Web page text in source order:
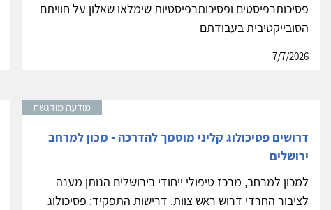
פסיכותרפיסטים ופסיכותרפיסטיות שימלאו שאלון על חוויתם
הסובייקטיבית בעבודתם
7/7/2026
מודעה מודגשת
דרושים פסיכולוג קליני מוסמך להדרכה - מכון למרחב
ירושלים
למכון למרחב, מרכז טיפולי ייחודי בירושלים הנותן מענה
לציבור החרדי דרוש ראש צוות. דרישות התפקיד: פסיכולוג